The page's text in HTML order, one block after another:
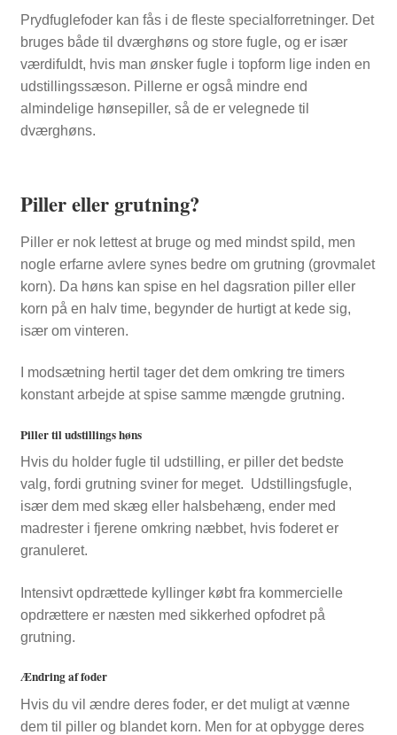
Prydfuglefoder kan fås i de fleste specialforretninger. Det
bruges både til dværghøns og store fugle, og er især
værdifuldt, hvis man ønsker fugle i topform lige inden en
udstillingssæson. Pillerne er også mindre end
almindelige hønsepiller, så de er velegnede til
dværghøns.
Piller eller grutning?
Piller er nok lettest at bruge og med mindst spild, men
nogle erfarne avlere synes bedre om grutning (grovmalet
korn). Da høns kan spise en hel dagsration piller eller
korn på en halv time, begynder de hurtigt at kede sig,
især om vinteren.
I modsætning hertil tager det dem omkring tre timers
konstant arbejde at spise samme mængde grutning.
Piller til udstillings høns
Hvis du holder fugle til udstilling, er piller det bedste
valg, fordi grutning sviner for meget. Udstillingsfugle,
især dem med skæg eller halsbehæng, ender med
madrester i fjerene omkring næbbet, hvis foderet er
granuleret.
Intensivt opdrættede kyllinger købt fra kommercielle
opdrættere er næsten med sikkerhed opfodret på
grutning.
Ændring af foder
Hvis du vil ændre deres foder, er det muligt at vænne
dem til piller og blandet korn. Men for at opbygge deres